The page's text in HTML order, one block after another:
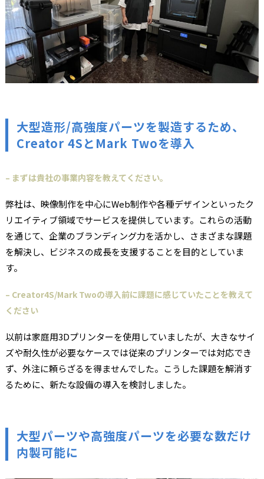
大型造形/高強度パーツを製造するため、
Creator 4SとMark Twoを導入
– まずは貴社の事業内容を教えてください。
弊社は、映像制作を中心にWeb制作や各種デザインといったク
リエイティブ領域でサービスを提供しています。これらの活動
を通じて、企業のブランディング力を活かし、さまざまな課題
を解決し、ビジネスの成長を支援することを目的としていま
す。
– Creator4S/Mark Twoの導入前に課題に感じていたことを教えて
ください
以前は家庭用3Dプリンターを使用していましたが、大きなサイ
ズや耐久性が必要なケースでは従来のプリンターでは対応でき
ず、外注に頼らざるを得ませんでした。こうした課題を解消す
るために、新たな設備の導入を検討しました。
大型パーツや高強度パーツを必要な数だけ
内製可能に